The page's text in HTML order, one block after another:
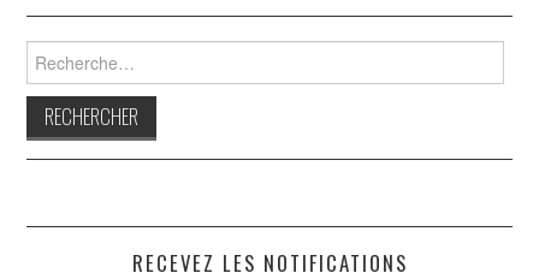
RECEVEZ LES NOTIFICATIONS